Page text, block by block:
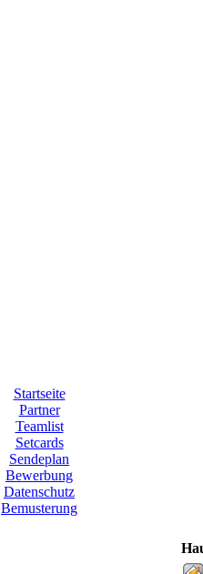
Startseite
Partner
Teamlist
Setcards
Sendeplan
Bewerbung
Datenschutz
Bemusterung